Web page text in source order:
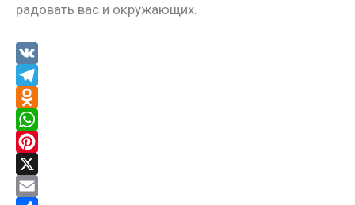
радовать вас и окружающих.
V
KT
e
l
e
g
O
d
n
o
W
h
a
P
X